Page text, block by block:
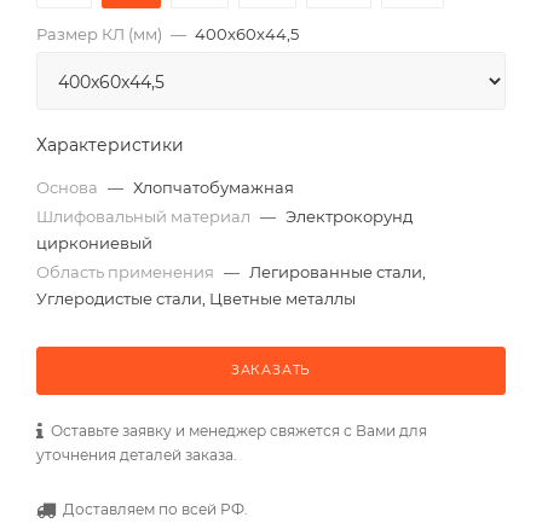
Размер КЛ (мм) — 400x60x44,5
Характеристики
Основа — Хлопчатобумажная
Шлифовальный материал — Электрокорунд
циркониевый
Область применения — Легированные стали,
Углеродистые стали, Цветные металлы
ЗАКАЗАТЬ
Оставьте заявку и менеджер свяжется с Вами для
уточнения деталей заказа.
Доставляем по всей РФ.